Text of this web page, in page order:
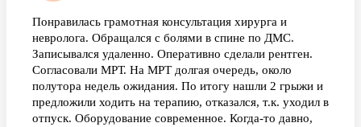
Понравилась грамотная консультация хирурга и
невролога. Обращался с болями в спине по ДМС.
Записывался удаленно. Оперативно сделали рентген.
Согласовали МРТ. На МРТ долгая очередь, около
полутора недель ожидания. По итогу нашли 2 грыжи и
предложили ходить на терапию, отказался, т.к. уходил в
отпуск. Оборудование современное. Когда-то давно,